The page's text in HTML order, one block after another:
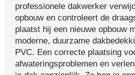
professionele dakwerker
opbouw en controleert de
plaatst hij een nieuwe opbouw
moderne, duurzame
PVC. Een correcte plaatsing
afwateringsproblemen en